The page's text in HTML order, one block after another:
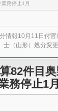
務停止1月
情報10月11日付
士（山形）処分変
82件目
務停止1月